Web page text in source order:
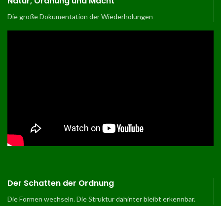
Die große Dokumentation der Wiederholungen
Der Schatten der Ordnung
Die Formen wechseln. Die Struktur dahinter bleibt erkennbar.